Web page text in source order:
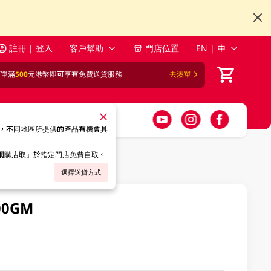
註冊 | 登入 客戶幫助 門店位置 EN | 中
滿500元港幣即可享有免費送貨服務 去湊單
不同地區所提供的產品有機會具
店取」於指定門店免費自取。
選擇送貨方式